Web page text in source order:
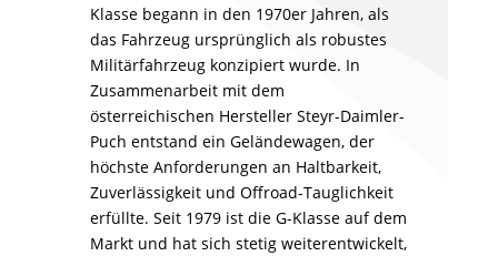
Klasse begann in den 1970er Jahren, als
das Fahrzeug ursprünglich als robustes
Militärfahrzeug konzipiert wurde. In
Zusammenarbeit mit dem
österreichischen Hersteller Steyr-Daimler-
Puch entstand ein Geländewagen, der
höchste Anforderungen an Haltbarkeit,
Zuverlässigkeit und Offroad-Tauglichkeit
erfüllte. Seit 1979 ist die G-Klasse auf dem
Markt und hat sich stetig weiterentwickelt,